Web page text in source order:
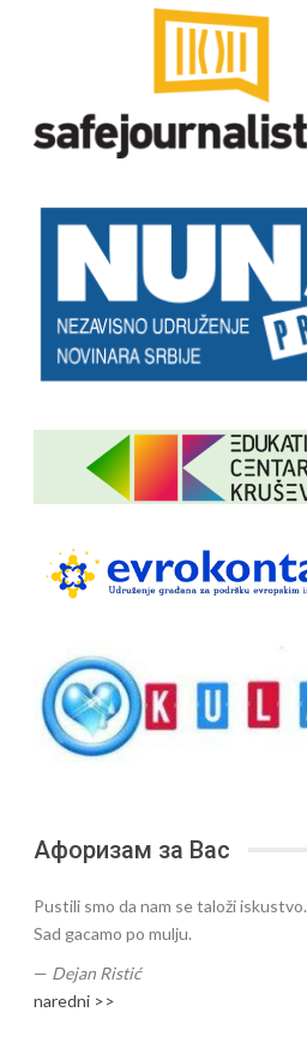
Афоризам за Вас
Pustili smo da nam se taloži iskustvo.
Sad gacamo po mulju.
— Dejan Ristić
naredni >>